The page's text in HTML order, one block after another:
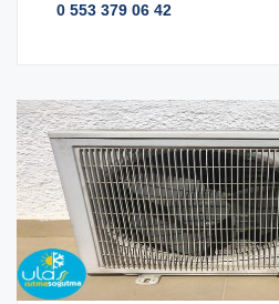
0 553 379 06 42